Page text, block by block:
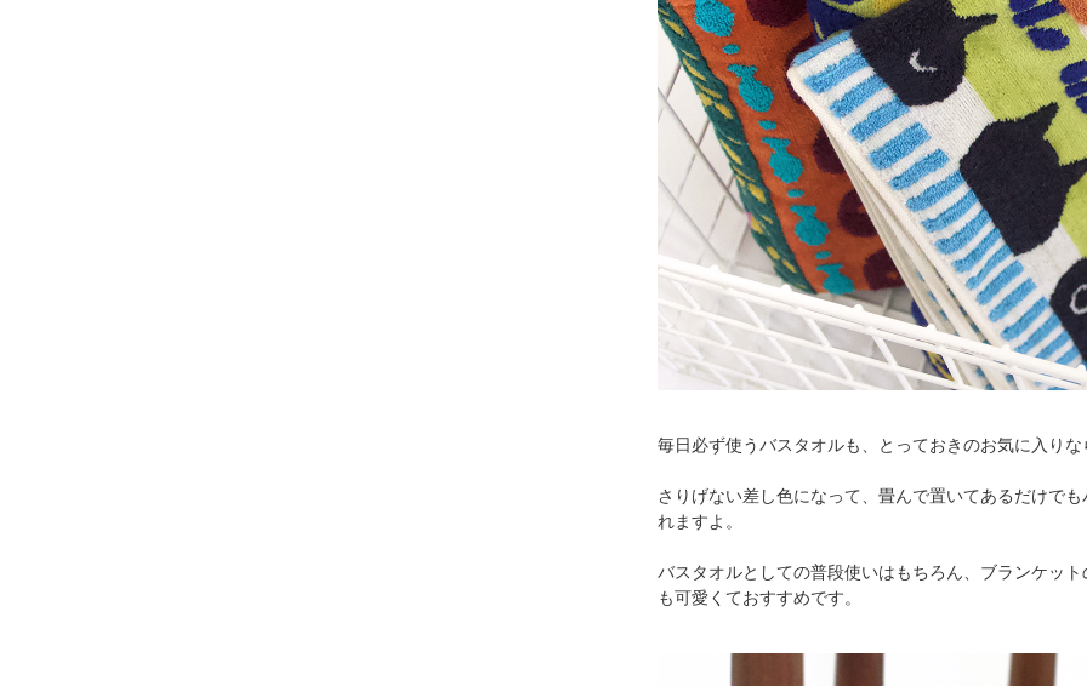
毎日必ず使うバスタオルも、とっておきのお気に入り
さりげない差し色になって、畳んで置いてあるだけで
れますよ。
バスタオルとしての普段使いはもちろん、ブランケッ
も可愛くておすすめです。